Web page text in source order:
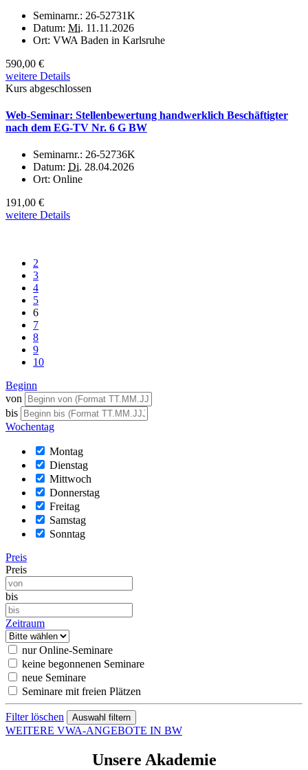
Seminarnr.: 26-52731K
Datum: Mi. 11.11.2026
Ort: VWA Baden in Karlsruhe
590,00 €
weitere Details
Kurs abgeschlossen
Web-Seminar: Stellenbewertung handwerklich Beschäftigter
nach dem EG-TV Nr. 6 G BW
Seminarnr.: 26-52736K
Datum: Di. 28.04.2026
Ort: Online
191,00 €
weitere Details
2
3
4
5
6
7
8
9
10
Beginn
von
bis
Wochentag
Montag
Dienstag
Mittwoch
Donnerstag
Freitag
Samstag
Sonntag
Preis
Preis
bis
Zeitraum
nur Online-Seminare
keine begonnenen Seminare
neue Seminare
Seminare mit freien Plätzen
Filter löschen
WEITERE VWA-ANGEBOTE IN BW
Unsere Akademie